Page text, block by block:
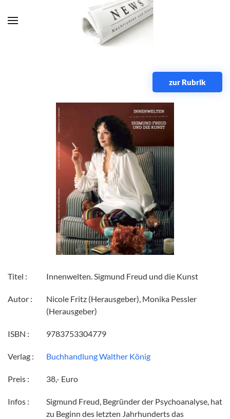
Zum Hauptinhalt springen
zur Rubrik
Titel : Innenwelten. Sigmund Freud und die Kunst
Autor :
Nicole Fritz (Herausgeber), Monika Pessler
(Herausgeber)
ISBN : 9783753304779
Verlag : Buchhandlung Walther König
Preis : 38,- Euro
Infos :
Sigmund Freud, Begründer der Psychoanalyse, hat
zu Beginn des letzten Jahrhunderts das